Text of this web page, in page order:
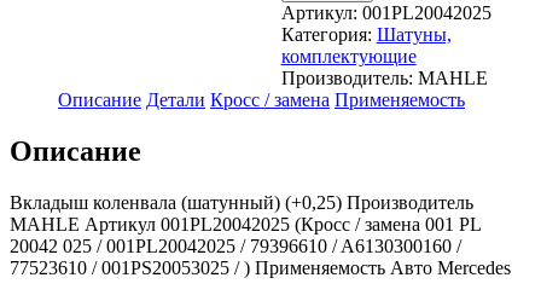
Артикул: 001PL20042025
Категория: Шатуны,
комплектующие
Производитель: MAHLE
Описание Детали Кросс / замена Применяемость
Описание
Вкладыш коленвала (шатунный) (+0,25) Производитель
MAHLE Артикул 001PL20042025 (Кросс / замена 001 PL
20042 025 / 001PL20042025 / 79396610 / A6130300160 /
77523610 / 001PS20053025 / ) Применяемость Авто Mercedes